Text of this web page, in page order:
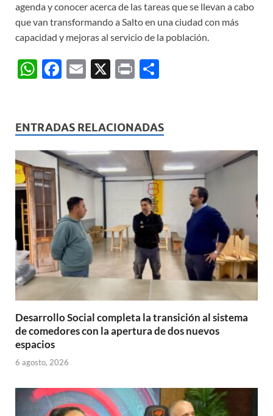
agenda y conocer acerca de las tareas que se llevan a cabo
que van transformando a Salto en una ciudad con más
capacidad y mejoras al servicio de la población.
W
s
A
p
p
F
b
o
o
E
X
P
p
ar
ti
r
ENTRADAS RELACIONADAS
Desarrollo Social completa la transición al sistema
de comedores con la apertura de dos nuevos
espacios
6 agosto, 2026